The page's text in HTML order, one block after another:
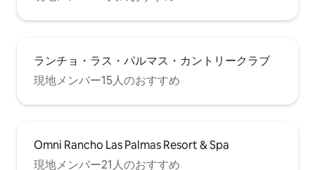
ランチョ・ラス・パルマス・カントリークラブ
現地メンバー15人のおすすめ
Omni Rancho Las Palmas Resort & Spa
現地メンバー21人のおすすめ